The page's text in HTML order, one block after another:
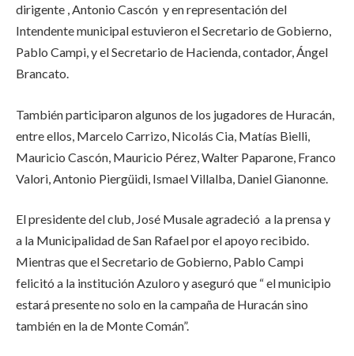
dirigente , Antonio Cascón y en representación del
Intendente municipal estuvieron el Secretario de Gobierno,
Pablo Campi, y el Secretario de Hacienda, contador, Ángel
Brancato.
También participaron algunos de los jugadores de Huracán,
entre ellos, Marcelo Carrizo, Nicolás Cia, Matías Bielli,
Mauricio Cascón, Mauricio Pérez, Walter Paparone, Franco
Valori, Antonio Piergüidi, Ismael Villalba, Daniel Gianonne.
El presidente del club, José Musale agradeció a la prensa y
a la Municipalidad de San Rafael por el apoyo recibido.
Mientras que el Secretario de Gobierno, Pablo Campi
felicitó a la institución Azuloro y aseguró que “ el municipio
estará presente no solo en la campaña de Huracán sino
también en la de Monte Comán”.